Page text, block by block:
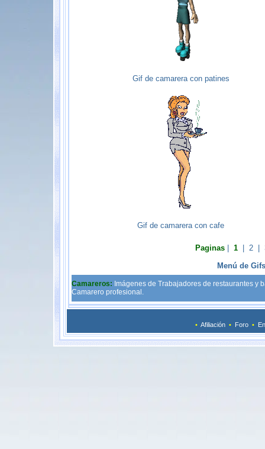
Gif de camarera con patines
Gif de camarera con cafe
Paginas| 1| 2|
Menú de
Camareros: Imágenes de Trabajadores de restaurantes y
Camarero profesional.
• Afiliación • Foro •